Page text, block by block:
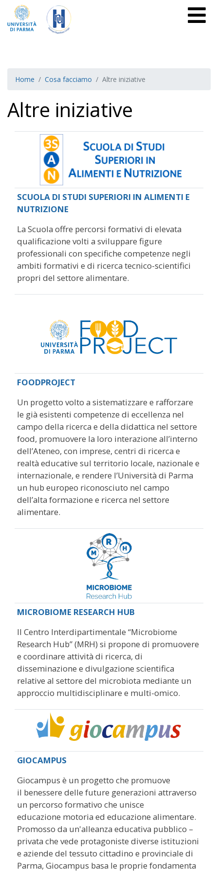
Home Cosa facciamo Altre iniziative
Altre iniziative
SCUOLA DI STUDI SUPERIORI IN ALIMENTI E
NUTRIZIONE
La Scuola offre percorsi formativi di elevata
qualificazione volti a sviluppare figure
professionali con specifiche competenze negli
ambiti formativi e di ricerca tecnico-scientifici
propri del settore alimentare.
FOODPROJECT
Un progetto volto a sistematizzare e rafforzare
le già esistenti competenze di eccellenza nel
campo della ricerca e della didattica nel settore
food, promuovere la loro interazione all’interno
dell’Ateneo, con imprese, centri di ricerca e
realtà educative sul territorio locale, nazionale e
internazionale, e rendere l’Università di Parma
un hub europeo riconosciuto nel campo
dell’alta formazione e ricerca nel settore
alimentare.
MICROBIOME RESEARCH HUB
Il Centro Interdipartimentale “Microbiome
Research Hub” (MRH) si propone di promuovere
e coordinare attività di ricerca, di
disseminazione e divulgazione scientifica
relative al settore del microbiota mediante un
approccio multidisciplinare e multi-omico.
GIOCAMPUS
Giocampus è un progetto che promuove
il benessere delle future generazioni attraverso
un percorso formativo che unisce
educazione motoria ed educazione alimentare.
Promosso da un'alleanza educativa pubblico –
privata che vede protagoniste diverse istituzioni
e aziende del tessuto cittadino e provinciale di
Parma, Giocampus basa le proprie fondamenta